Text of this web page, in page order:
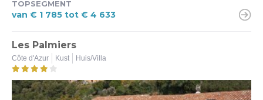
TOPSEGMENT
van € 1 785 tot € 4 633
Les Palmiers
Côte d'Azur Kust Huis/Villa